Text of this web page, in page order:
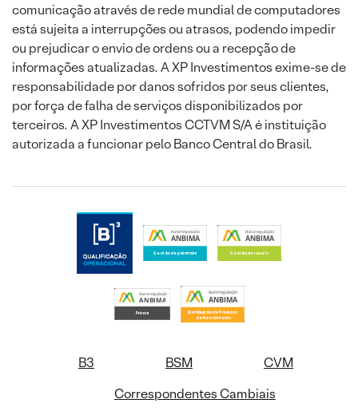
comunicação através de rede mundial de computadores
está sujeita a interrupções ou atrasos, podendo impedir
ou prejudicar o envio de ordens ou a recepção de
informações atualizadas. A XP Investimentos exime-se de
responsabilidade por danos sofridos por seus clientes,
por força de falha de serviços disponibilizados por
terceiros. A XP Investimentos CCTVM S/A é instituição
autorizada a funcionar pelo Banco Central do Brasil.
B3 BSM
CVM
Correspondentes Cambiais